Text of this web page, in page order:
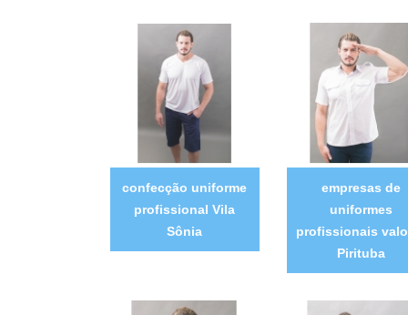
confecção uniforme
profissional Vila
Sônia
empresas de
uniformes
profissionais
Pirituba